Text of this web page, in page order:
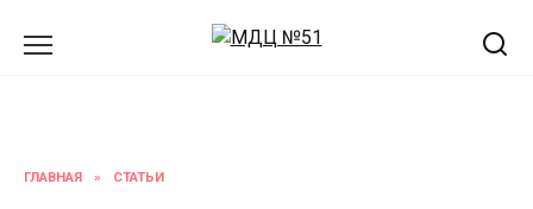
ГЛАВНАЯ » СТАТЬИ